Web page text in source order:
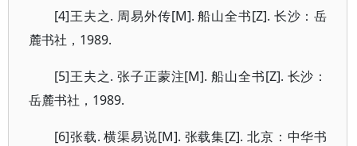
[4]王夫之. 周易外传[M]. 船山全书[Z]. 长沙：岳
麓书社，1989.
[5]王夫之. 张子正蒙注[M]. 船山全书[Z]. 长沙：
岳麓书社，1989.
[6]张载. 横渠易说[M]. 张载集[Z]. 北京：中华书